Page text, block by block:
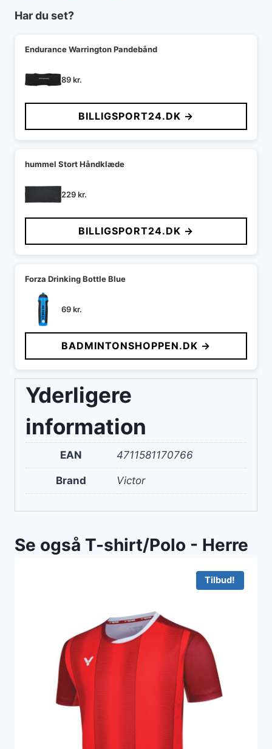
Har du set?
Endurance Warrington Pandebånd
89kr.
BILLIGSPORT24.DK →
hummel Stort Håndklæde
229kr.
BILLIGSPORT24.DK →
Forza Drinking Bottle Blue
69kr.
BADMINTONSHOPPEN.DK →
Yderligere
information
EAN 4711581170766
Brand Victor
Se også T-shirt/Polo - Herre
Tilbud!